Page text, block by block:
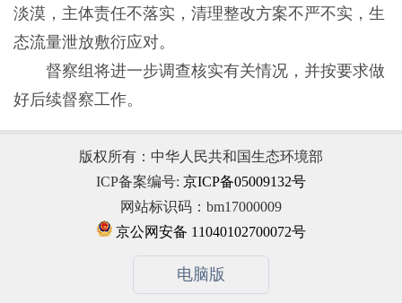
淡漠，主体责任不落实，清理整改方案不严不实，生
态流量泄放敷衍应对。
督察组将进一步调查核实有关情况，并按要求做
好后续督察工作。
版权所有：中华人民共和国生态环境部
ICP备案编号: 京ICP备05009132号
网站标识码：bm17000009
京公网安备 11040102700072号
电脑版